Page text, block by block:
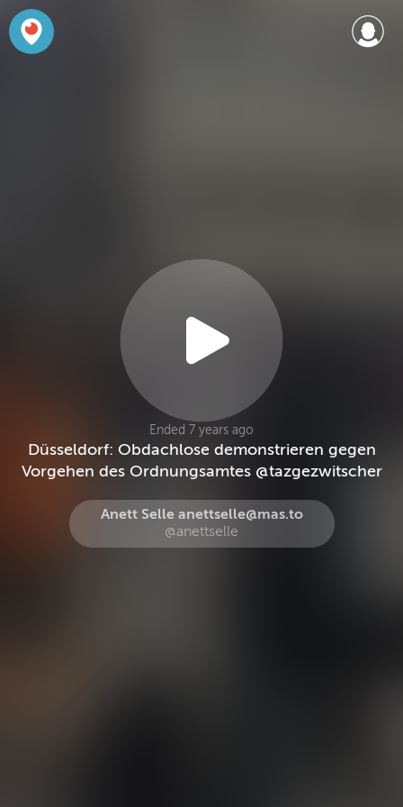
Ended 7 years ago
Düsseldorf: Obdachlose demonstrieren gegen
Vorgehen des Ordnungsamtes @tazgezwitscher
Anett Selle anettselle@mas.to
@anettselle